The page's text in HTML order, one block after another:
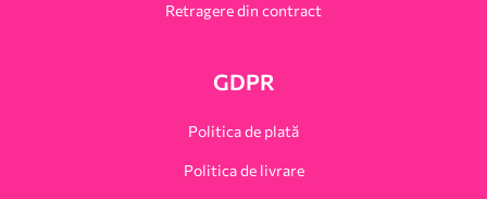
Retragere din contract
GDPR
Politica de plată
Politica de livrare